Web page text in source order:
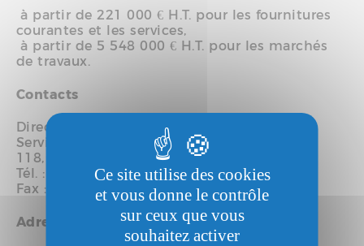
à partir de 221 000 € H.T. pour les fournitures
courantes et les services,
à partir de 5 548 000 € H.T. pour les marchés
de travaux.
Contacts
Direction de la commande publique
Service Marchés publics
118, avenue de la République
Tél. : 01 70 05 47 53
Fax : 01 70 05 49 01
Adresse postale :
Ce site utilise des cookies
et vous donne le contrôle
sur ceux que vous
souhaitez activer